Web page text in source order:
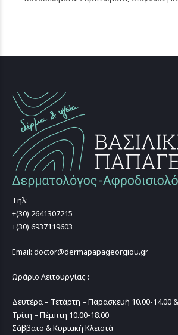
Τηλ:
+(30) 2641307215
+(30) 6937119603
Email: doctor@dermapapageorgiou.gr
Ωράριο Λειτουργίας :
Δευτέρα – Τετάρτη – Παρασκευή 10.00-14.00
Τρίτη – Πέμπτη 10.00-18.00
Σάββατο & Κυριακή Κλειστά